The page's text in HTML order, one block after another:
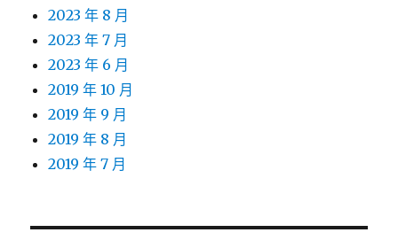
2023 年 8 月
2023 年 7 月
2023 年 6 月
2019 年 10 月
2019 年 9 月
2019 年 8 月
2019 年 7 月